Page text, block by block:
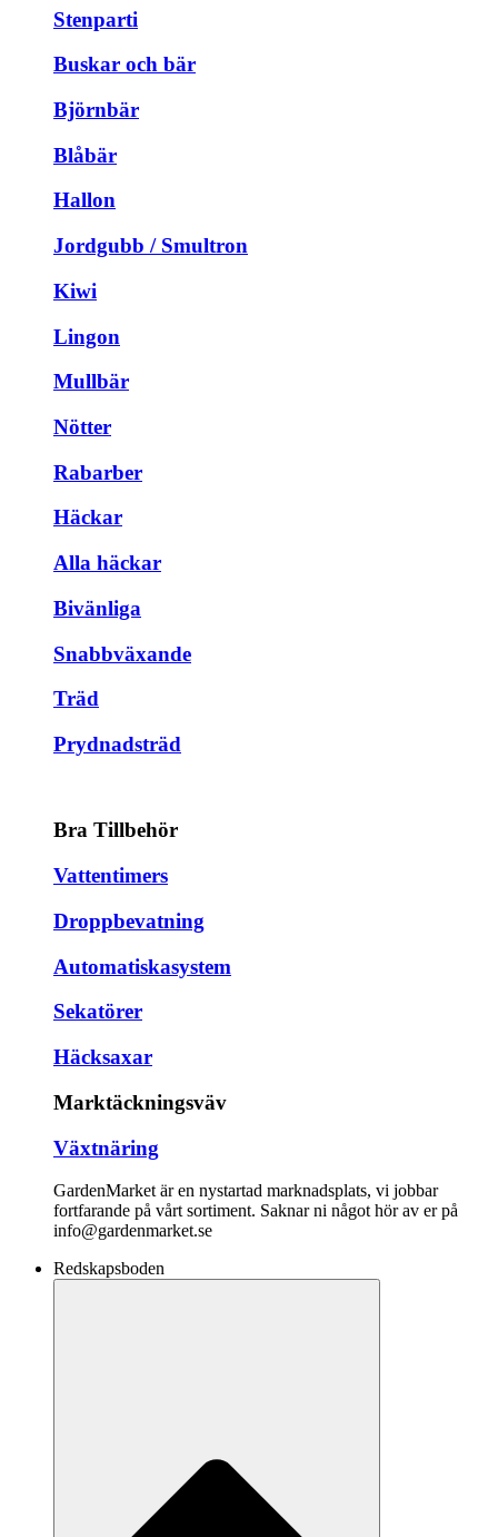
Stenparti
Buskar och bär
Björnbär
Blåbär
Hallon
Jordgubb / Smultron
Kiwi
Lingon
Mullbär
Nötter
Rabarber
Häckar
Alla häckar
Bivänliga
Snabbväxande
Träd
Prydnadsträd
Bra Tillbehör
Vattentimers
Droppbevatning
Automatiskasystem
Sekatörer
Häcksaxar
Marktäckningsväv
Växtnäring
GardenMarket är en nystartad marknadsplats, vi jobbar
fortfarande på vårt sortiment. Saknar ni något hör av er på
info@gardenmarket.se
Redskapsboden